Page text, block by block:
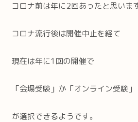
コロナ前は年に2回あったと思いま
コロナ流行後は開催中止を経て
現在は年に1回の開催で
「会場受験」か「オンライン受験」
が選択できるようです。